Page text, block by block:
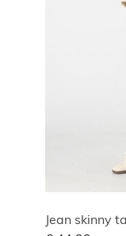
Jean skinny